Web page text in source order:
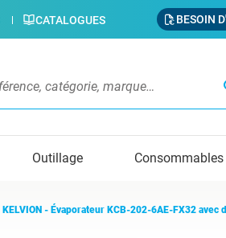
CATALOGUES BESOIN
Outillage Consommables
KELVION - Évaporateur KCB-202-6AE-FX32 avec